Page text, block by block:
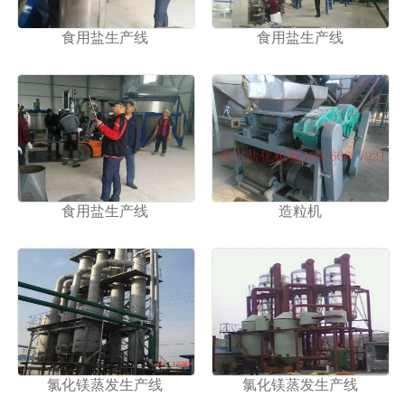
1 2
食用盐生产线 食用盐生产线
食用盐生产线 造粒机
氯化镁蒸发生产线 氯化镁蒸发生产线